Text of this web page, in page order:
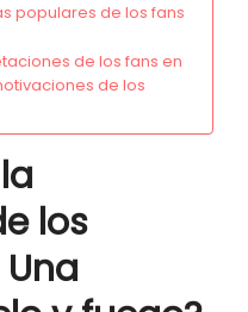
populares de los fans
de los fans en
de los
los